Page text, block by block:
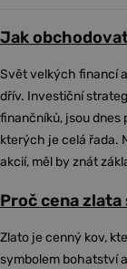
Jak
Svět velkých financí
dřív. Investiční
finančníků, jsou dnes
kterých je celá řada.
akcií, měl by znát
Proč cena
Zlato je cenný kov,
symbolem bohatství